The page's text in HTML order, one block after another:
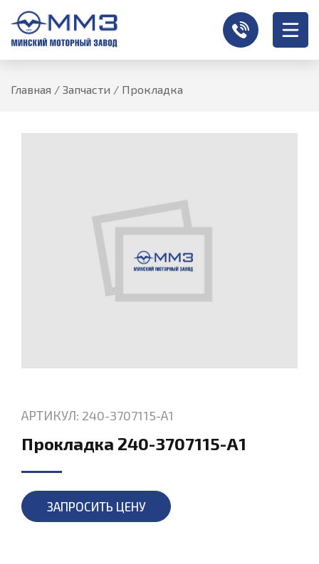
Главная / Запчасти / Прокладка
АРТИКУЛ: 240-3707115-А1
Прокладка 240-3707115-А1
ЗАПРОСИТЬ ЦЕНУ